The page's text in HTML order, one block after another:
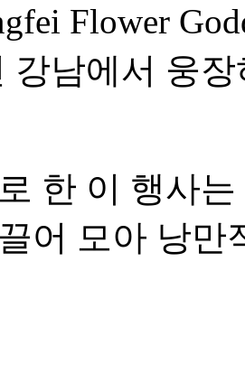
Flower
강남에서 웅
한 이 행사
어 모아 낭만